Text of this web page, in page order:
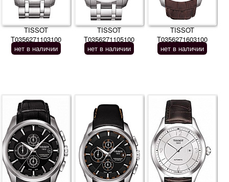
TISSOT
T0356271103100
нет в наличии
TISSOT
T0356271105100
нет в наличии
TISSOT
T0356271603100
нет в наличии